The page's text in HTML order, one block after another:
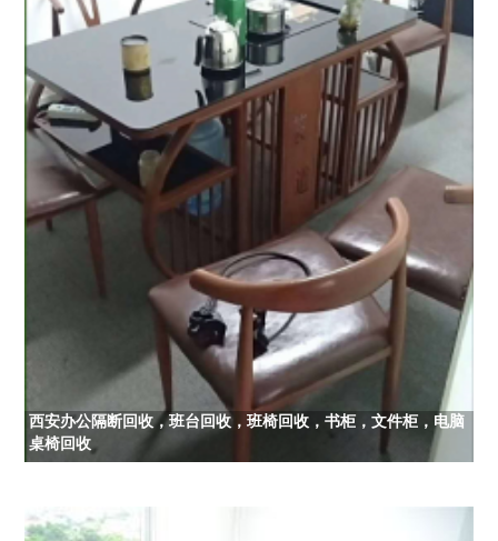
西安办公隔断回收，班台回收，班椅回收，书柜，文件柜，电脑
桌椅回收